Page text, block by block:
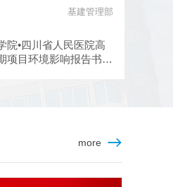
基建管理部
院•四川省人民医院高
项目环境影响报告书征
more